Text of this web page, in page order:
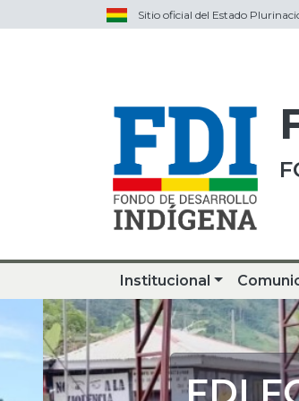
Sitio oficial del Estado
Institucional